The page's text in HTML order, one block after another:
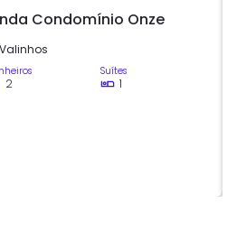
Condomínio Onze
Valinhos
2
Suítes
1